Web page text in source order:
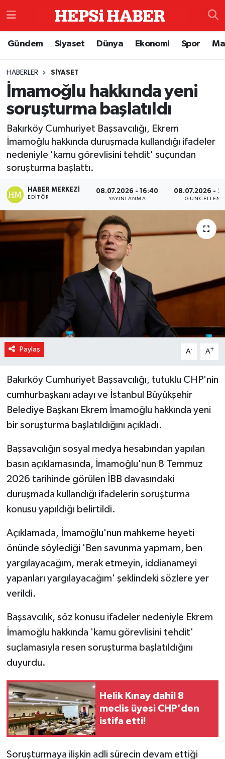
Gündem Siyaset Dünya Ekonomi Spor
HABERLER SIYASET
İmamoğlu hakkında yeni
soruşturma başlatıldı
Bakırköy Cumhuriyet Başsavcılığı, Ekrem
İmamoğlu hakkında duruşmada kullandığı ifadeler
nedeniyle 'kamu görevlisini tehdit' suçundan
soruşturma başlattı.
HABER MERKEZI
EDITÖR
08.07.2026 - 16:40
YAYINLANMA
08.07.2026 -
GÜNCELLEME
Paylaş A- A+
Bakırköy Cumhuriyet Başsavcılığı, tutuklu CHP'nin
cumhurbaşkanı adayı ve İstanbul Büyükşehir
Belediye Başkanı Ekrem İmamoğlu hakkında yeni
bir soruşturma başlatıldığını açıkladı.
Başsavcılığın sosyal medya hesabından yapılan
basın açıklamasında, İmamoğlu'nun 8 Temmuz
2026 tarihinde görülen İBB davasındaki
duruşmada kullandığı ifadelerin soruşturma
konusu yapıldığı belirtildi.
Açıklamada, İmamoğlu'nun mahkeme heyeti
önünde söylediği 'Ben savunma yapmam, ben
yargılayacağım, merak etmeyin, iddianameyi
yapanları yargılayacağım' şeklindeki sözlere yer
verildi.
Başsavcılık, söz konusu ifadeler nedeniyle Ekrem
İmamoğlu hakkında 'kamu görevlisini tehdit'
suçlamasıyla resen soruşturma başlatıldığını
duyurdu.
Helik Kınay dahil 8
meclis üyesi CHP'den
istifa etti!
Soruşturmaya ilişkin adli sürecin devam ettiği
Çevre
Dünya
Eğitim
Ekonomi
Genel
Gündem
Magazin
Son Dakika
İzmir Namaz Vakitleri
İstanbul Trafik Yoğunluk Haritası
Süper Lig Puan Durumu ve Fikstür
Tüm Manşetler
Son Dakika Haberleri
Haber Arşivi